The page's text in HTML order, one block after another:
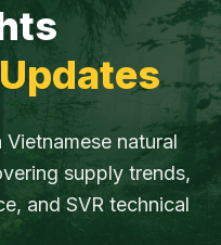
natural
supply trends,
and SVR technical